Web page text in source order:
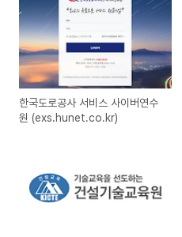
한국도로공사 서비스 사이버연수
원 (exs.hunet.co.kr)